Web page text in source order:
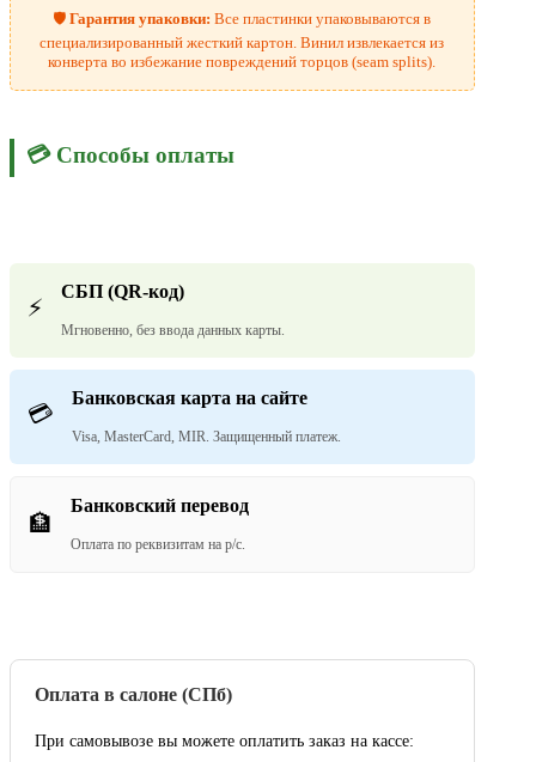
🛡️Гарантия упаковки: Все пластинки упаковываются в
специализированный жесткий картон. Винил извлекается из
конверта во избежание повреждений торцов (seam splits).
💳 Способы оплаты
⚡
СБП (QR-код)
Мгновенно, без ввода данных карты.
💳
Банковская карта на сайте
Visa, MasterCard, MIR. Защищенный платеж.
🏦
Банковский перевод
Оплата по реквизитам на р/с.
Оплата в салоне (СПб)
При самовывозе вы можете оплатить заказ на кассе: